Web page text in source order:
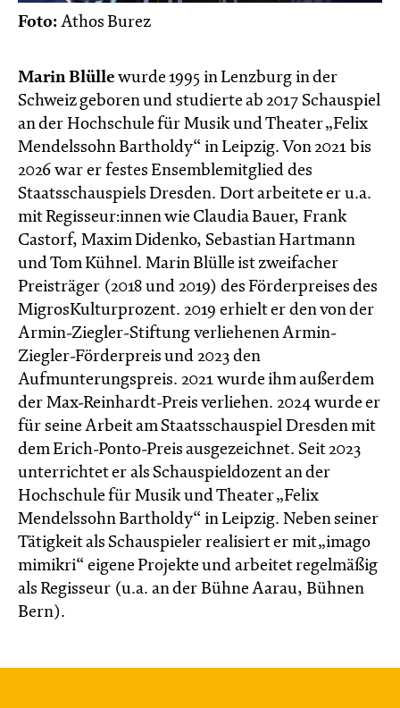
Foto: Athos Burez
Marin Blülle wurde 1995 in Lenzburg in der
Schweiz geboren und studierte ab 2017 Schauspiel
an der Hochschule für Musik und Theater „Felix
Mendelssohn Bartholdy“ in Leipzig. Von 2021 bis
2026 war er festes Ensemblemitglied des
Staatsschauspiels Dresden. Dort arbeitete er u.a.
mit Regisseur:innen wie Claudia Bauer, Frank
Castorf, Maxim Didenko, Sebastian Hartmann
und Tom Kühnel. Marin Blülle ist zweifacher
Preisträger (2018 und 2019) des Förderpreises des
MigrosKulturprozent. 2019 erhielt er den von der
Armin-Ziegler-Stiftung verliehenen Armin-
Ziegler-Förderpreis und 2023 den
Aufmunterungspreis. 2021 wurde ihm außerdem
der Max-Reinhardt-Preis verliehen. 2024 wurde er
für seine Arbeit am Staatsschauspiel Dresden mit
dem Erich-Ponto-Preis ausgezeichnet. Seit 2023
unterrichtet er als Schauspieldozent an der
Hochschule für Musik und Theater „Felix
Mendelssohn Bartholdy“ in Leipzig. Neben seiner
Tätigkeit als Schauspieler realisiert er mit „imago
mimikri“ eigene Projekte und arbeitet regelmäßig
als Regisseur (u.a. an der Bühne Aarau, Bühnen
Bern).